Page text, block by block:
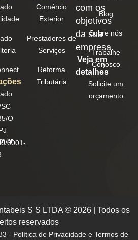
com os
objetivos
da sua
empresa.
Veja em
detalhes
O
0001-
Comércio
Exterior
Prestadores de
Serviços
Reforma
Tributária
Blog
Sobre nós
Trabalhe
Conosco
Solicite um
orçamento
S S LTDA © 2026 | Todos os
reservados
- Política de Privacidade e Termos de